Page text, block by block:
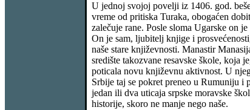
U jednoj svojoj povelji iz 1406. god.
vreme od pritiska Turaka, obogaćen
zalečuje rane. Posle sloma Ugarske on
On je sam, ljubitelj knjige i
naše stare književnosti. Manastir
središte takozvane resavske škole, koja
poticala novu književnu aktivnost. U
Srbije taj se pokret preneo u Rumuniju
jedan ili dva uticaja srpske moravske
historije, skoro ne manje nego naše.